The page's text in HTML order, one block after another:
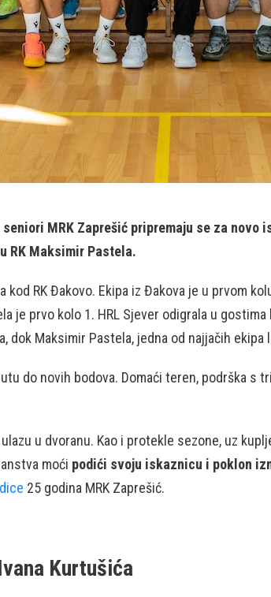
MRK Zaprešić pripremaju se za novo
RK Maksimir Pastela.
RK Đakovo. Ekipa iz Đakova je u prvom
prvo kolo 1. HRL Sjever odigrala u
Maksimir Pastela, jedna od najjačih
do novih bodova. Domaći teren, podrška
u dvoranu. Kao i protekle sezone, uz
moći podići svoju iskaznicu i poklon
25 godina MRK Zaprešić.
Kurtušića